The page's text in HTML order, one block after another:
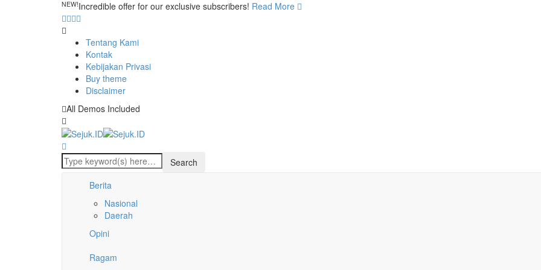
NEW!Incredible offer for our exclusive subscribers! Read More
Tentang Kami
Kontak
Kebijakan Privasi
Buy theme
Disclaimer
All Demos Included
Berita
Nasional
Daerah
Opini
Ragam